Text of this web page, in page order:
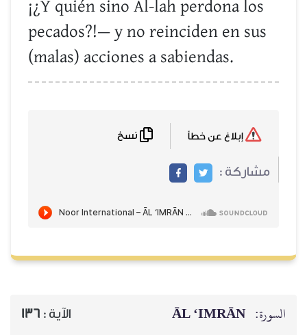
¡¿Y quién sino Al-lah perdona los
pecados?!— y no reinciden en sus
(malas) acciones a sabiendas.
مشاركة :
السورة: ĀL ‘IMRĀN الآية : 136